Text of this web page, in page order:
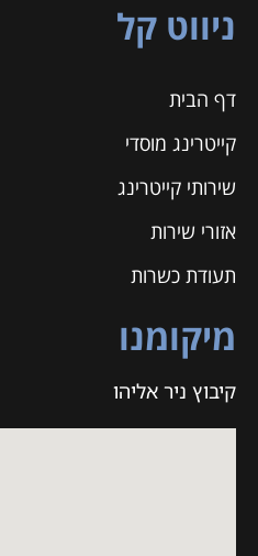
ניווט קל
דף הבית
קייטרינג מוסדי
שירותי קייטרינג
אזורי שירות
תעודת כשרות
מיקומנו
קיבוץ ניר אליהו